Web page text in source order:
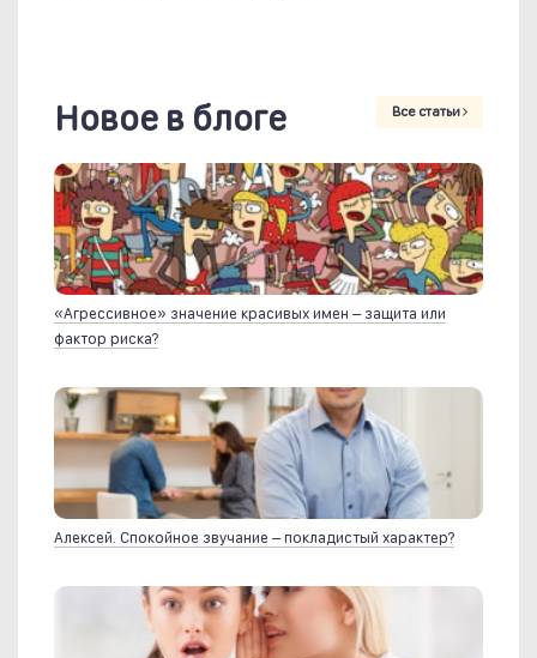
Новое в блоге Все статьи
«Агрессивное» значение красивых имен – защита или
фактор риска?
Алексей. Спокойное звучание – покладистый характер?